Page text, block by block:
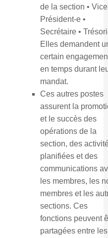
de la section •
Président-e •
Secrétaire •
Elles demandent
certain
en temps durant
mandat.
Ces autres postes
assurent la
et le succès des
opérations de la
section, des
planifiées et des
communications
les membres, les
membres et les
sections. Ces
fonctions peuvent
partagées entre les